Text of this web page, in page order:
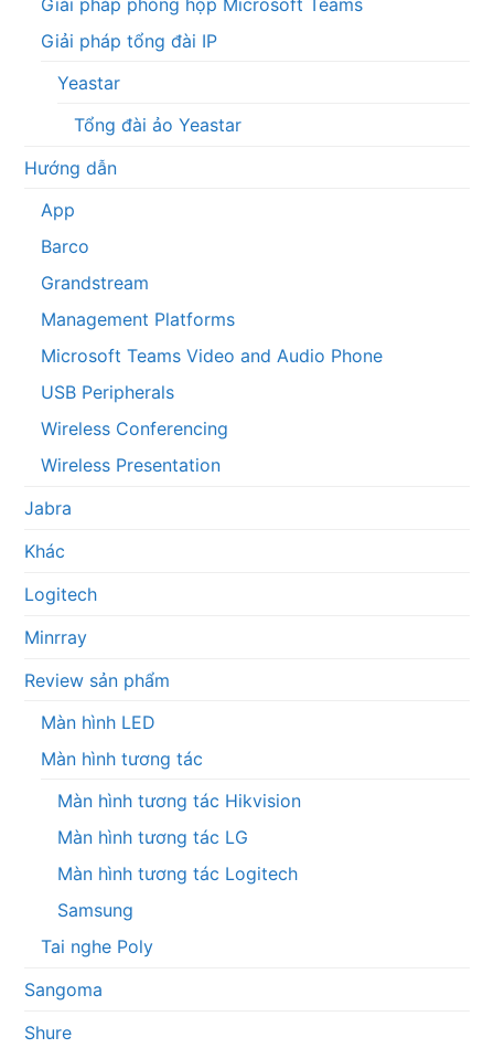
Giải pháp phòng họp Microsoft Teams
Giải pháp tổng đài IP
Yeastar
Tổng đài ảo Yeastar
Hướng dẫn
App
Barco
Grandstream
Management Platforms
Microsoft Teams Video and Audio Phone
USB Peripherals
Wireless Conferencing
Wireless Presentation
Jabra
Khác
Logitech
Minrray
Review sản phẩm
Màn hình LED
Màn hình tương tác
Màn hình tương tác Hikvision
Màn hình tương tác LG
Màn hình tương tác Logitech
Samsung
Tai nghe Poly
Sangoma
Shure